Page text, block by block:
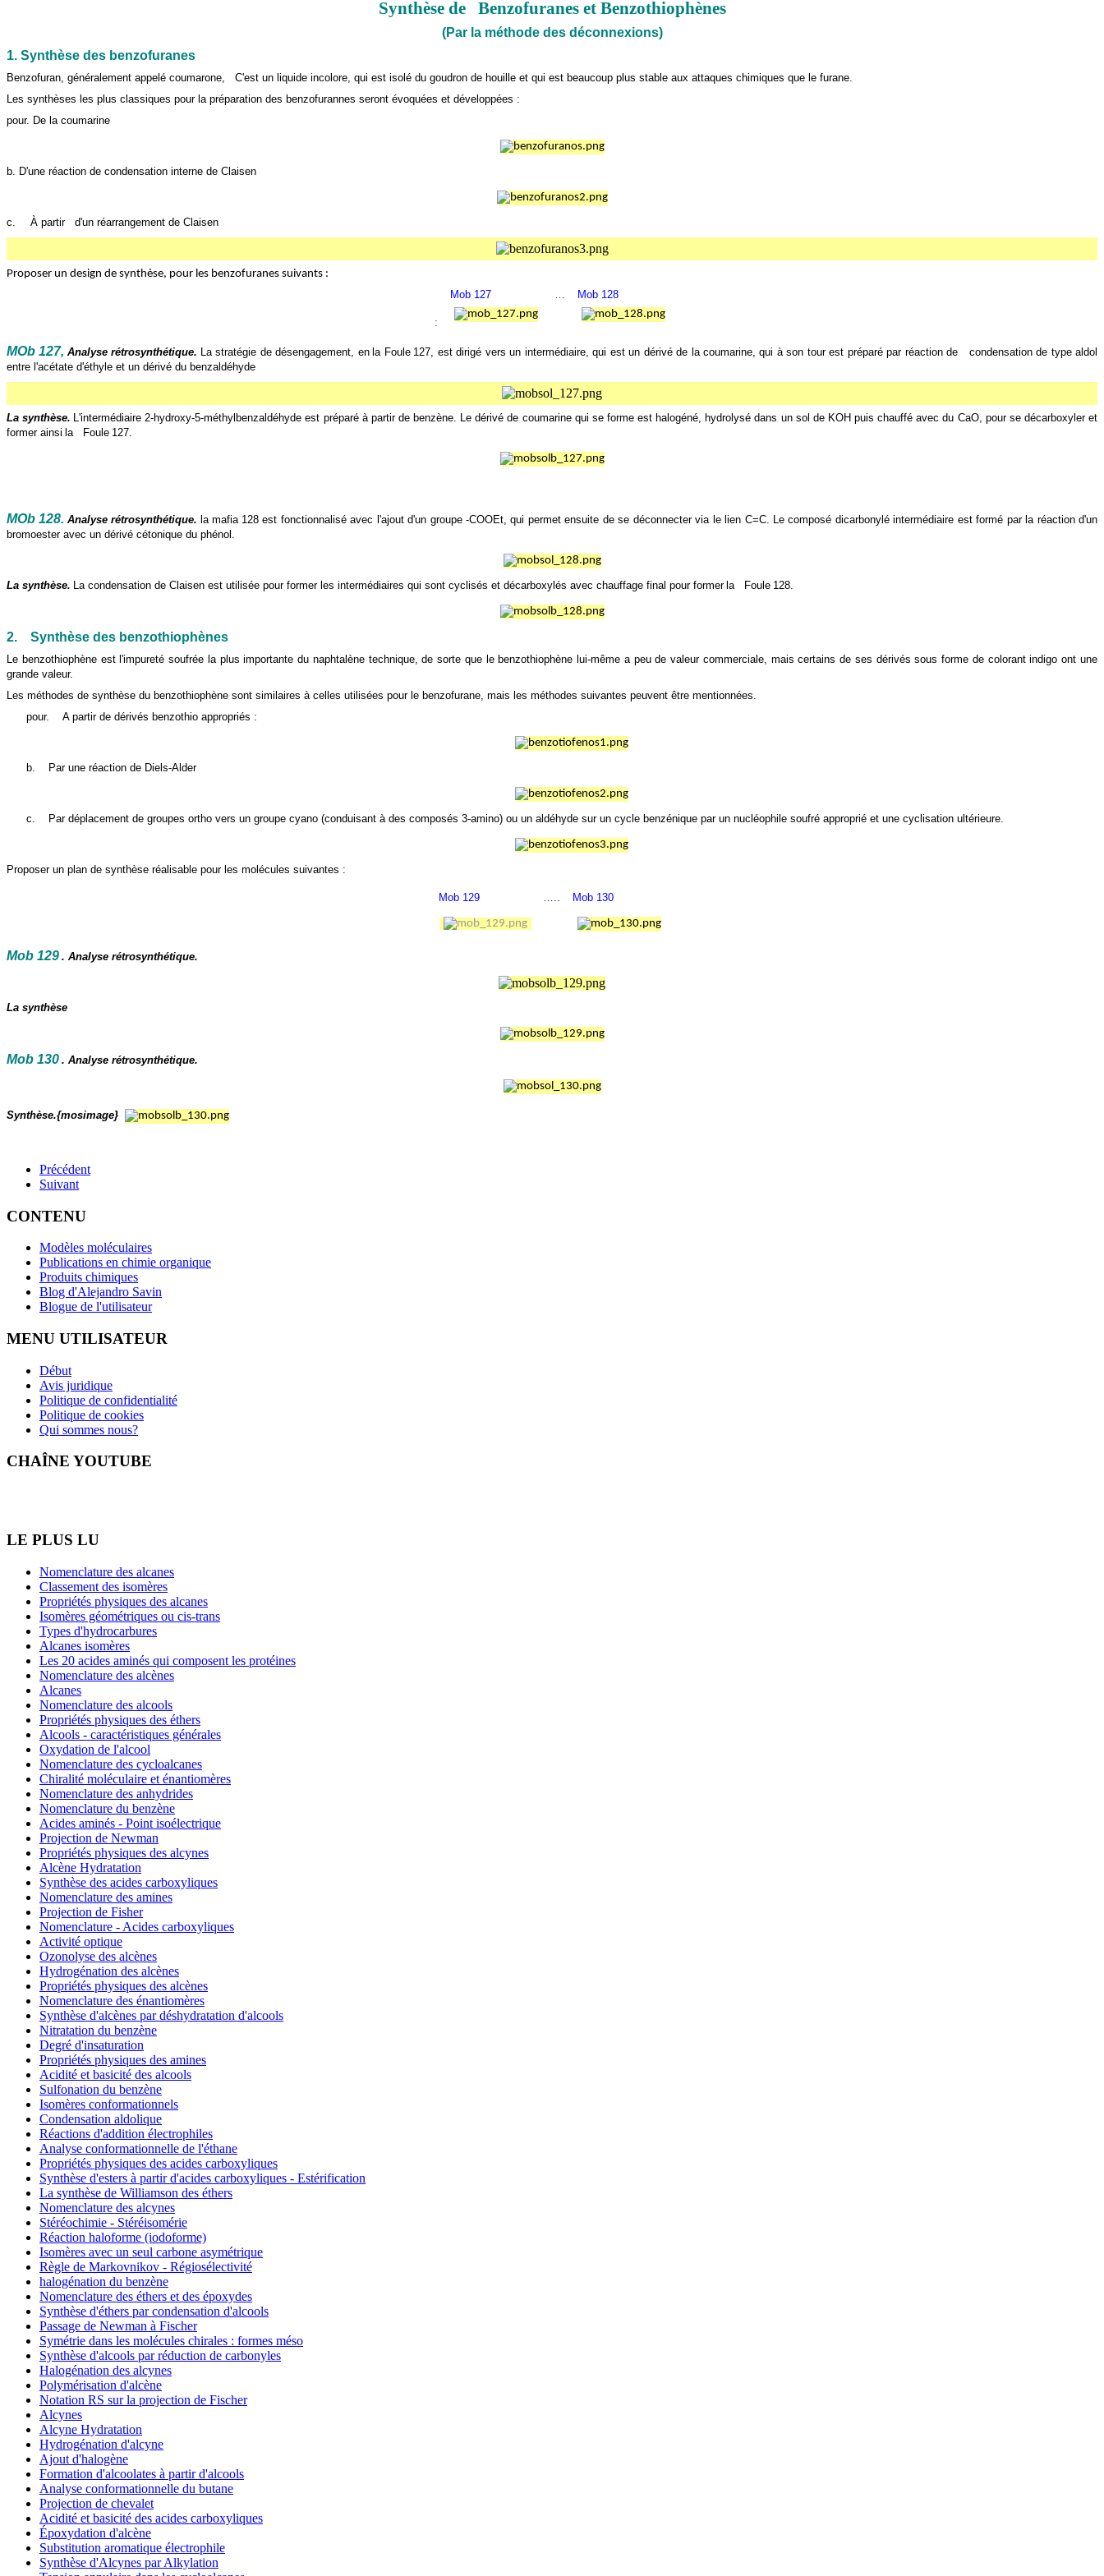
Synthèse de Benzofuranes et Benzothiophènes
(Par la méthode des déconnexions)
1. Synthèse des benzofuranes
Benzofuran, généralement appelé coumarone,
C'est un liquide incolore, qui est isolé du goudron de houille et qui est beaucoup plus stable aux attaques chimiques que le furane.
Les synthèses les plus classiques pour la préparation des benzofurannes seront évoquées et développées :
pour. De la coumarine
b. D'une réaction de condensation interne de Claisen
c. À partir d'un réarrangement de Claisen
Proposer un design de synthèse, pour les benzofuranes suivants :
:
Mob 127 Mob 128
MOb 127, Analyse rétrosynthétique. La stratégie de désengagement, en la Foule 127, est dirigé vers un intermédiaire, qui est un dérivé de la coumarine, qui à son tour est préparé par réaction de
condensation de type aldol
entre l'acétate d'éthyle et un dérivé du benzaldéhyde
La synthèse.
L'intermédiaire 2-hydroxy-5-méthylbenzaldéhyde est préparé à partir de benzène. Le dérivé de coumarine qui se forme est halogéné, hydrolysé dans un sol de KOH puis chauffé avec du CaO, pour se décarboxyler et
former ainsi la Foule 127.
MOb 128. Analyse rétrosynthétique. la mafia 128 est fonctionnalisé avec l'ajout d'un groupe -COOEt, qui permet ensuite de se déconnecter via le lien C=C. Le composé dicarbonylé intermédiaire est formé par la réaction d'un
bromoester avec un dérivé cétonique du phénol.
La synthèse. La condensation de Claisen est utilisée pour former les intermédiaires qui sont cyclisés et décarboxylés avec chauffage final pour former la Foule 128.
2. Synthèse des benzothiophènes
Le benzothiophène est l'impureté soufrée la plus importante du naphtalène technique, de sorte que le benzothiophène lui-même a peu de valeur commerciale, mais certains de ses dérivés sous forme de colorant indigo ont une
grande valeur.
Les méthodes de synthèse du benzothiophène sont similaires à celles utilisées pour le benzofurane, mais les méthodes suivantes peuvent être mentionnées.
pour.
A partir de dérivés benzothio appropriés :
b. Par une réaction de Diels-Alder
c. Par déplacement de groupes ortho vers un groupe cyano (conduisant à des composés 3-amino) ou un aldéhyde sur un cycle benzénique par un nucléophile soufré approprié et une cyclisation ultérieure.
Proposer un plan de synthèse réalisable pour les molécules suivantes :
Mob 129 Mob 130
Mob 129 . Analyse rétrosynthétique.
La synthèse
Mob 130 . Analyse rétrosynthétique.
Synthèse.{mosimage}
Précédent
Suivant
CONTENU
Modèles moléculaires
Publications en chimie organique
Produits chimiques
Blog d'Alejandro Savin
Blogue de l'utilisateur
MENU UTILISATEUR
Début
Avis juridique
Politique de confidentialité
Politique de cookies
Qui sommes nous?
CHAÎNE YOUTUBE
LE PLUS LU
Nomenclature des alcanes
Classement des isomères
Propriétés physiques des alcanes
Isomères géométriques ou cis-trans
Types d'hydrocarbures
Alcanes isomères
Les 20 acides aminés qui composent les protéines
Nomenclature des alcènes
Alcanes
Nomenclature des alcools
Propriétés physiques des éthers
Alcools - caractéristiques générales
Oxydation de l'alcool
Nomenclature des cycloalcanes
Chiralité moléculaire et énantiomères
Nomenclature des anhydrides
Nomenclature du benzène
Acides aminés - Point isoélectrique
Projection de Newman
Propriétés physiques des alcynes
Alcène Hydratation
Synthèse des acides carboxyliques
Nomenclature des amines
Projection de Fisher
Nomenclature - Acides carboxyliques
Activité optique
Ozonolyse des alcènes
Hydrogénation des alcènes
Propriétés physiques des alcènes
Nomenclature des énantiomères
Synthèse d'alcènes par déshydratation d'alcools
Nitratation du benzène
Degré d'insaturation
Propriétés physiques des amines
Acidité et basicité des alcools
Sulfonation du benzène
Isomères conformationnels
Condensation aldolique
Réactions d'addition électrophiles
Analyse conformationnelle de l'éthane
Propriétés physiques des acides carboxyliques
Synthèse d'esters à partir d'acides carboxyliques - Estérification
La synthèse de Williamson des éthers
Nomenclature des alcynes
Stéréochimie - Stéréisomérie
Réaction haloforme (iodoforme)
Isomères avec un seul carbone asymétrique
Règle de Markovnikov - Régiosélectivité
halogénation du benzène
Nomenclature des éthers et des époxydes
Synthèse d'éthers par condensation d'alcools
Passage de Newman à Fischer
Symétrie dans les molécules chirales : formes méso
Synthèse d'alcools par réduction de carbonyles
Halogénation des alcynes
Polymérisation d'alcène
Notation RS sur la projection de Fischer
Alcynes
Alcyne Hydratation
Hydrogénation d'alcyne
Ajout d'halogène
Formation d'alcoolates à partir d'alcools
Analyse conformationnelle du butane
Projection de chevalet
Acidité et basicité des acides carboxyliques
Époxydation d'alcène
Substitution aromatique électrophile
Synthèse d'Alcynes par Alkylation